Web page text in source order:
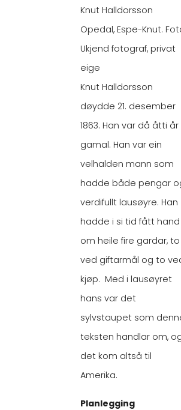
Knut Halldorsson
Opedal, Espe-Knut.
Ukjend fotograf, privat
eige
Knut Halldorsson
døydde 21. desember
1863. Han var då åtti år
gamal. Han var ein
velhalden mann som
hadde både pengar
verdifullt lausøyre. Han
hadde i si tid fått hand
om heile fire gardar, to
ved giftarmål og to
kjøp. Med i lausøyret
hans var det
sylvstaupet som
teksten handlar om,
det kom altså til
Amerika.
Planlegging